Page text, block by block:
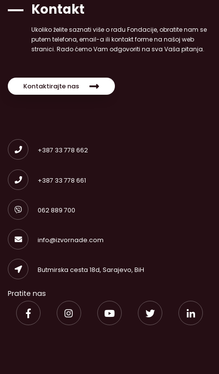
Kontakt
Ukoliko želite saznati više o radu Fondacije, obratite nam se
putem telefona, email-a ili kontakt forme na našoj web
stranici. Rado ćemo Vam odgovoriti na sva Vaša pitanja.
Kontaktirajte nas
+387 33 778 662
+387 33 778 661
062 889 700
info@izvornade.com
Butmirska cesta 18d, Sarajevo, BiH
Pratite nas